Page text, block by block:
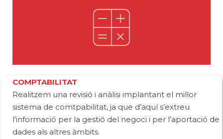
COMPTABILITAT
Realitzem una revisió i anàlisi implantant el millor
sistema de comtpabilitat, ja que d’aquí s’extreu
l’informació per la gestió del negoci i per l’aportació de
dades als altres àmbits.